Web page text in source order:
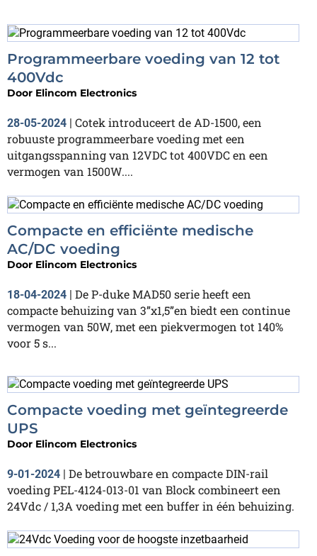
Programmeerbare voeding van 12 tot
400Vdc
Door Elincom Electronics
28-05-2024 | Cotek introduceert de AD-1500, een
robuuste programmeerbare voeding met een
uitgangsspanning van 12VDC tot 400VDC en een
vermogen van 1500W....
Compacte en efficiënte medische
AC/DC voeding
Door Elincom Electronics
18-04-2024 | De P-duke MAD50 serie heeft een
compacte behuizing van 3”x1,5”en biedt een continue
vermogen van 50W, met een piekvermogen tot 140%
voor 5 s...
Compacte voeding met geïntegreerde
UPS
Door Elincom Electronics
9-01-2024
De betrouwbare en compacte DIN-rail
voeding PEL-4124-013-01 van Block combineert een
24Vdc / 1,3A voeding met een buffer in één behuizing.